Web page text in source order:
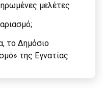
μελέτες
το Δημόσιο
της Εγνατίας